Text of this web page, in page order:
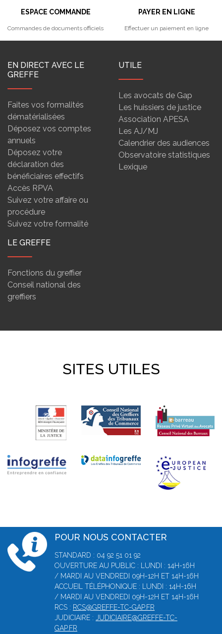
ESPACE COMMANDE
Commandes de documents officiels
PAYER EN LIGNE
Effectuer un paiement en ligne
EN DIRECT AVEC LE
GREFFE
Faites vos formalités
dématérialisées
Déposez vos comptes
annuels
Déposez votre
déclaration des
bénéficiaires effectifs
Accès RPVA
Suivez votre affaire ou
procédure
Suivez votre formalité
UTILE
Les avocats de Gap
Les huissiers de justice
Association APESA
Les AJ/MJ
Calendrier des audiences
Observatoire statistiques
Lexique
LE GREFFE
Fonctions du greffier
Conseil national des
greffiers
SITES UTILES
POUR NOUS CONTACTER
STANDARD : 04 92 51 01 92
OUVERTURE AU PUBLIC : LUNDI : 14H-16H
/ MARDI AU VENDREDI 09H-12H ET 14H-16H
ACCUEIL TÉLÉPHONIQUE : LUNDI : 14H-16H
/ MARDI AU VENDREDI 09H-12H ET 14H-16H
RCS : RCS@GREFFE-TC-GAP.FR
JUDICIAIRE : JUDICIAIRE@GREFFE-TC-
GAP.FR